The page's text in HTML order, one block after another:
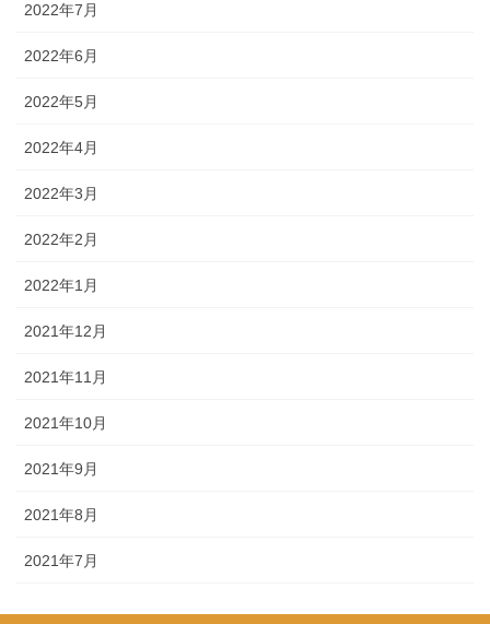
2022年7月
2022年6月
2022年5月
2022年4月
2022年3月
2022年2月
2022年1月
2021年12月
2021年11月
2021年10月
2021年9月
2021年8月
2021年7月